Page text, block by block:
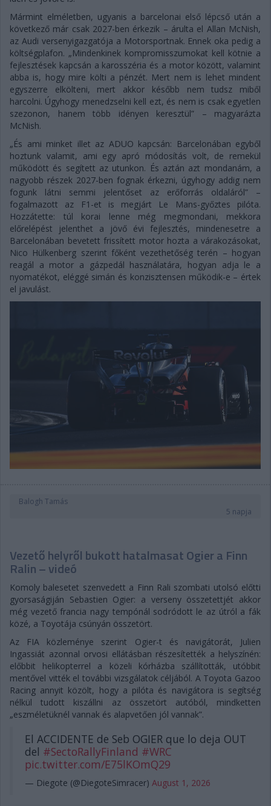
Mármint elméletben, ugyanis a barcelonai első lépcső után a
következő már csak 2027-ben érkezik – árulta el Allan McNish,
az Audi versenyigazgatója a Motorsportnak. Ennek oka pedig a
költségplafon. „Mindenkinek kompromisszumokat kell kötnie a
fejlesztések kapcsán a karosszéria és a motor között, valamint
abba is, hogy mire költi a pénzét. Mert nem is lehet mindent
egyszerre elkölteni, mert akkor később nem tudsz miből
harcolni. Úgyhogy menedzselni kell ezt, és nem is csak egyetlen
szezonon, hanem több idényen keresztül” – magyarázta
McNish.
„És ami minket illet az ADUO kapcsán: Barcelonában egyből
hoztunk valamit, ami egy apró módosítás volt, de remekül
működött és segített az utunkon. És aztán azt mondanám, a
nagyobb részek 2027-ben fognak érkezni, úgyhogy addig nem
fogunk látni semmi jelentőset az erőforrás oldaláról” –
fogalmazott az F1-et is megjárt Le Mans-győztes pilóta.
Hozzátette: túl korai lenne még megmondani, mekkora
előrelépést jelenthet a jövő évi fejlesztés, mindenesetre a
Barcelonában bevetett frissített motor hozta a várakozásokat,
Nico Hülkenberg szerint főként vezethetőség terén – hogyan
reagál a motor a gázpedál használatára, hogyan adja le a
nyomatékot, eléggé simán és konzisztensen működik-e – értek
el javulást.
Balogh Tamás
5 napja
Vezető helyről bukott hatalmasat Ogier a Finn
Ralin – videó
Komoly balesetet szenvedett a Finn Rali szombati utolsó előtti
gyorsaságiján Sebastien Ogier: a verseny összetettjét akkor
még vezető francia nagy tempónál sodródott le az útról a fák
közé, a Toyotája csúnyán összetört.
Az FIA közleménye szerint Ogier-t és navigátorát, Julien
Ingassiát azonnal orvosi ellátásban részesítették a helyszínén:
előbbit helikopterrel a közeli kórházba szállították, utóbbit
mentővel vitték el további vizsgálatok céljából. A Toyota Gazoo
Racing annyit közölt, hogy a pilóta és navigátora is segítség
nélkül tudott kiszállni az összetört autóból, mindketten
„eszméletüknél vannak és alapvetően jól vannak”.
El ACCIDENTE de Seb OGIER que lo deja OUT
del #SectoRallyFinland #WRC
pic.twitter.com/E75lKOmQ29
— Diegote (@DiegoteSimracer) August 1, 2026